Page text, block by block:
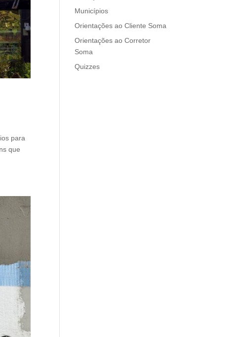
para
que
Municípios
Orientações ao Cliente Soma
Orientações ao Corretor
Soma
Quizzes